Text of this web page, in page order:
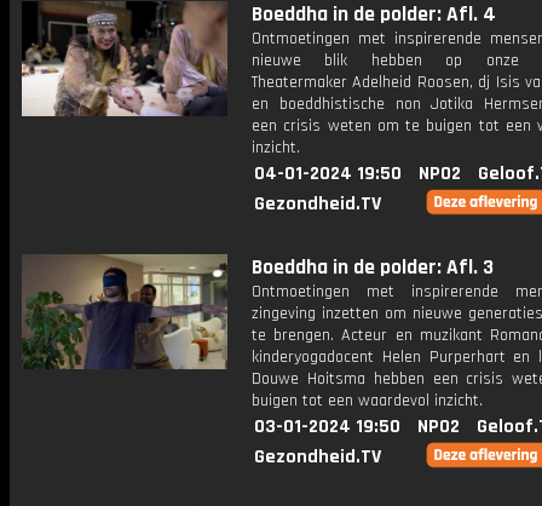
Boeddha in de polder: Afl. 4
Ontmoetingen met inspirerende
nieuwe blik hebben op onze
Theatermaker Adelheid Roosen, dj Isis
en boeddhistische non Jotika
een crisis weten om te buigen tot een
inzicht.
04-01-2024 19:50 NPO2
Gezondheid.TV
Boeddha in de polder: Afl. 3
Ontmoetingen met inspirerende
zingeving inzetten om nieuwe
te brengen. Acteur en muzikant
kinderyogadocent Helen Purperhart en
Douwe Hoitsma hebben een crisis
buigen tot een waardevol inzicht.
03-01-2024 19:50 NPO2
Gezondheid.TV